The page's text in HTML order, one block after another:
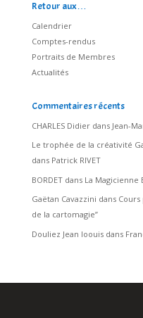
Retour aux…
Calendrier
Comptes-rendus
Portraits de Membres
Actualités
Commentaires récents
CHARLES Didierdans Jean-
Le trophée de la créativité
dans Patrick RIVET
BORDETdans La Magicienne
Gaëtan Cavazzini dans Cours
de la cartomagie”
Douliez Jean loouisdans